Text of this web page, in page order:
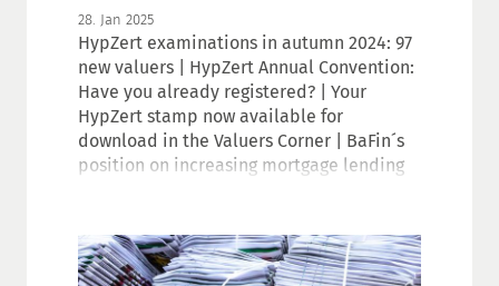
28. Jan 2025
HypZert examinations in autumn 2024: 97
new valuers | HypZert Annual Convention:
Have you already registered? | Your
HypZert stamp now available for
download in the Valuers Corner | BaFin´s
position on increasing mortgage lending